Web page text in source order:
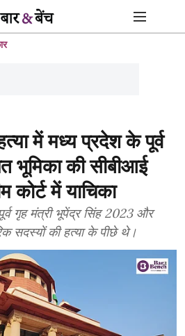
में मध्य प्रदेश के पूर्व
भूमिका की सीबीआई
कोर्ट में याचिका
पूर्व गृह मंत्री भूपेंद्र सिंह 2023 और
सदस्यों की हत्या के पीछे थे।